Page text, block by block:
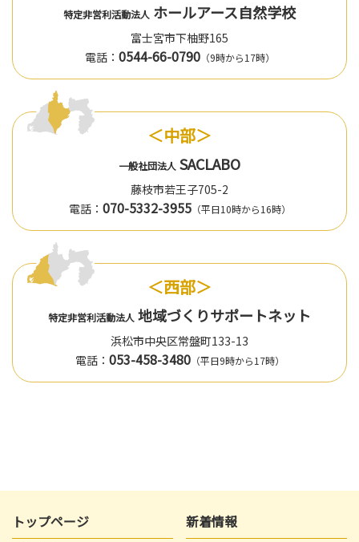
特定非営利活動法人 ホールアース自然学校
富士宮市下柚野165
電話： 0544-66-0790（9時から17時）
＜中部＞
一般社団法人 SACLABO
藤枝市若王子705-2
電話： 070-5332-3955（平日10時から16時）
＜西部＞
特定非営利活動法人 地域づくりサポートネット
浜松市中央区常盤町133-13
電話： 053-458-3480（平日9時から17時）
トップページ
新着情報